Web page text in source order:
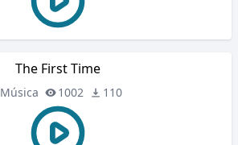
The First Time
Música 1002 110